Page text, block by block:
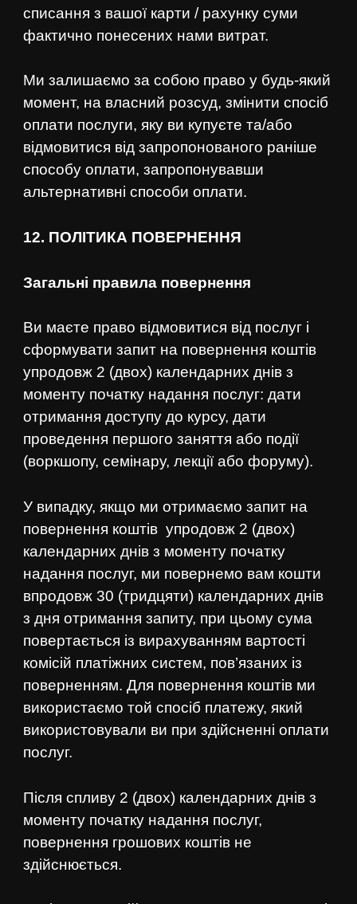
списання з вашої карти / рахунку суми
фактично понесених нами витрат.
Ми залишаємо за собою право у будь-який
момент, на власний розсуд, змінити спосіб
оплати послуги, яку ви купуєте та/або
відмовитися від запропонованого раніше
способу оплати, запропонувавши
альтернативні способи оплати.
12. ПОЛІТИКА ПОВЕРНЕННЯ
Загальні правила повернення
Ви маєте право відмовитися від послуг і
сформувати запит на повернення коштів
упродовж 2 (двох) календарних днів з
моменту початку надання послуг: дати
отримання доступу до курсу, дати
проведення першого заняття або події
(воркшопу, семінару, лекції або форуму).
У випадку, якщо ми отримаємо запит на
повернення коштів упродовж 2 (двох)
календарних днів з моменту початку
надання послуг, ми повернемо вам кошти
впродовж 30 (тридцяти) календарних днів
з дня отримання запиту, при цьому сума
повертається із вирахуванням вартості
комісій платіжних систем, пов’язаних із
поверненням. Для повернення коштів ми
використаємо той спосіб платежу, який
використовували ви при здійсненні оплати
послуг.
Після спливу 2 (двох) календарних днів з
моменту початку надання послуг,
повернення грошових коштів не
здійснюється.